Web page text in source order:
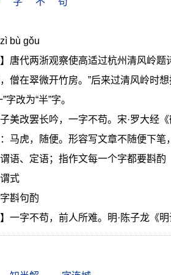
bù gǒu
】唐代两浙观察使高适过杭州清风岭题
僧在翠微开竹房。”后来过清风岭时想
字改为“半”字。
子美改罢长吟，一字不苟。宋·罗大经
：马虎，随便。形容写文章不随便下笔
谓语、定语；指作文每一个字都要斟酌
式
斟句酌
】一字不苟，前人所难。明·陈子龙《明